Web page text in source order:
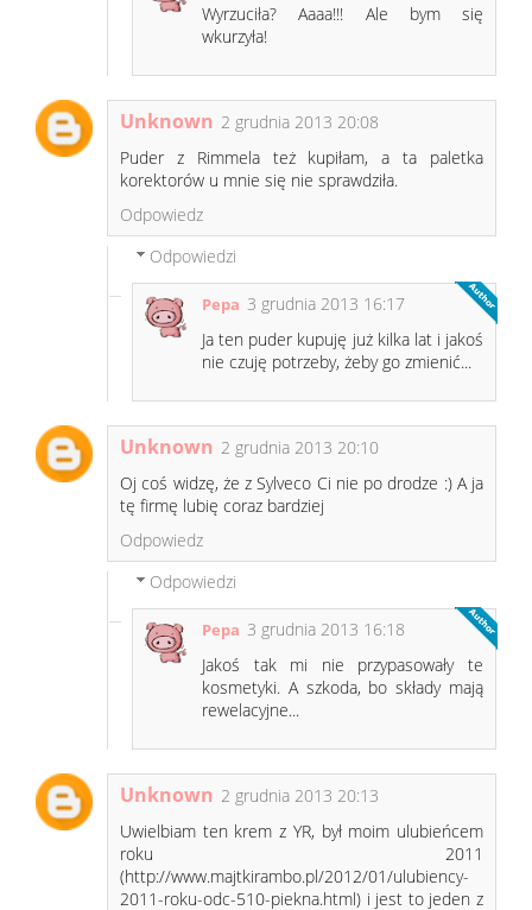
Wyrzuciła? Aaaa!!! Ale bym się
wkurzyła!
Unknown 2 grudnia 2013 20:08
Puder z Rimmela też kupiłam, a ta paletka
korektorów u mnie się nie sprawdziła.
Odpowiedz
Odpowiedzi
Pepa 3 grudnia 2013 16:17
Ja ten puder kupuję już kilka lat i jakoś
nie czuję potrzeby, żeby go zmienić...
Unknown 2 grudnia 2013 20:10
Oj coś widzę, że z Sylveco Ci nie po drodze :) A ja
tę firmę lubię coraz bardziej
Odpowiedz
Odpowiedzi
Pepa 3 grudnia 2013 16:18
Jakoś tak mi nie przypasowały te
kosmetyki. A szkoda, bo składy mają
rewelacyjne...
Unknown 2 grudnia 2013 20:13
Uwielbiam ten krem z YR, był moim ulubieńcem
roku 2011
(http://www.majtkirambo.pl/2012/01/ulubiency-
2011-roku-odc-510-piekna.html) i jest to jeden z